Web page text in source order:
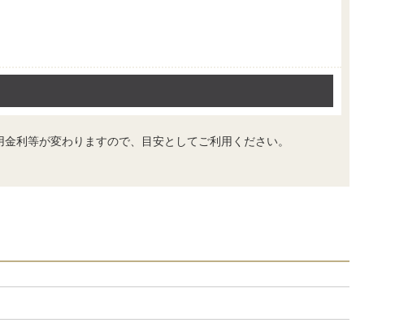
利等が変わりますので、目安としてご利用ください。